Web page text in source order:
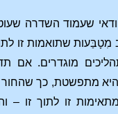
שעמוד השדרה
מִטָבַּעות שתואמות זו
מוגדרים. אם
מתפשטת, כך
זו לתוך זו –